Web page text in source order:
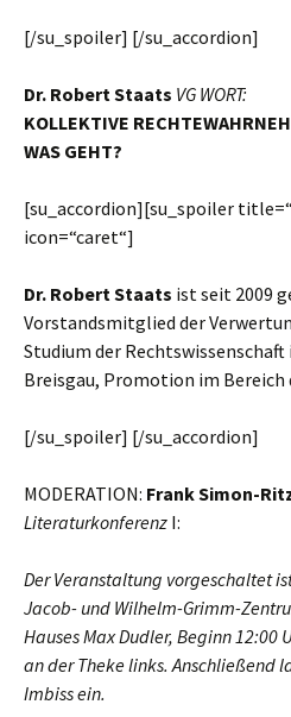
[/su_spoiler] [/su_accordion]
Dr. Robert Staats VG WORT:
KOLLEKTIVE R
WAS GEHT?
[su_accordion][su_spoiler
icon=“caret“]
Dr. Robert Staats ist seit 2009
Vorstandsmitglied der
Studium der
Breisgau, Promotion im Bereich
[/su_spoiler] [/su_accordion]
MODERATION: Frank Simon-
Literaturkonferenz I:
Der Veranstaltung vorgeschaltet
Jacob- und Wilhelm-Grimm-
Hauses Max Dudler, Beginn 12:00
an der Theke links. Anschließend
Imbiss ein.